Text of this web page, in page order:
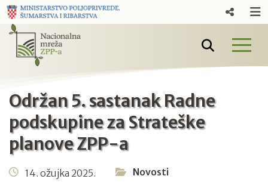
Održan 5. sastanak Radne
podskupine za Strateške
planove ZPP-a
14. ožujka 2025. Novosti